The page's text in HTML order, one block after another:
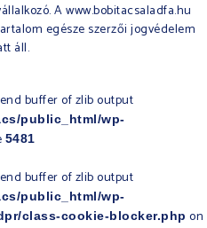
A www.bobitacsaladfa.hu
egésze szerzői jogvédelem
áll.​
buffer of zlib output
public_html/wp-
5481
buffer of zlib output
public_html/wp-
class-cookie-blocker.php on